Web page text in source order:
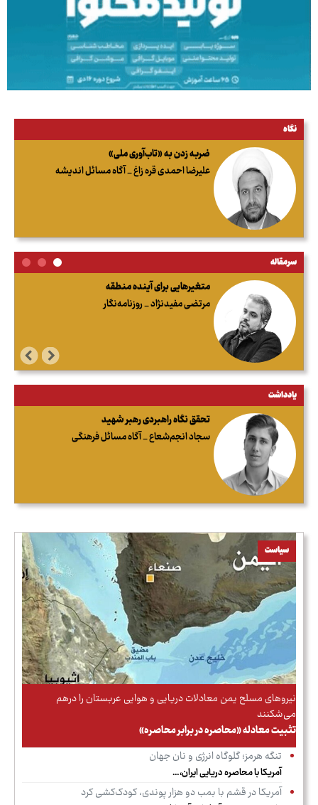
نگاه
ضربه زدن به «تاب‌آوری ملی»
علیرضا احمدی قره زاغ _ آگاه مسائل اندیشه
سرمقاله
متغیرهایی برای آینده منطقه
مرتضی مفیدنژاد _ روزنامه‌نگار
یادداشت
تحقق نگاه راهبردی رهبر شهید
سجاد انجم‌شعاع _ آگاه مسائل فرهنگی
سیاست
نیروهای مسلح یمن معادلات دریایی و هوایی عربستان را درهم
می‌شکنند
تثبیت معادله «محاصره در برابر محاصره»
تنگه هرمز؛ گلوگاه انرژی و نان جهان
آمریکا با محاصره دریایی ایران،…
آمریکا در قشم با بمب دو هزار پوندی، کودک‌کشی کرد